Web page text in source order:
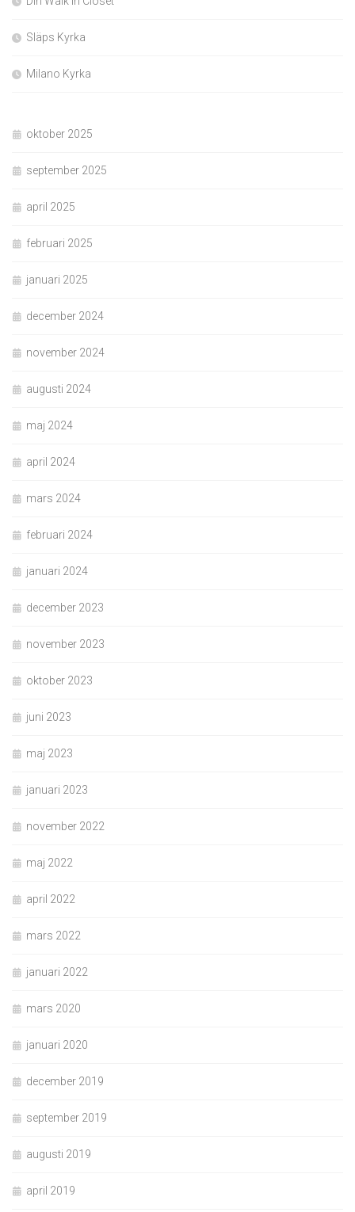
Släps Kyrka
Milano Kyrka
oktober 2025
september 2025
april 2025
februari 2025
januari 2025
december 2024
november 2024
augusti 2024
maj 2024
april 2024
mars 2024
februari 2024
januari 2024
december 2023
november 2023
oktober 2023
juni 2023
maj 2023
januari 2023
november 2022
maj 2022
april 2022
mars 2022
januari 2022
mars 2020
januari 2020
december 2019
september 2019
augusti 2019
april 2019